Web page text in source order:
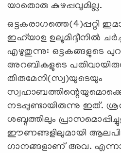
യാതൊരു കുഴപ്പവുമില്ല.
ഒട്ടകരാഗത്തെ(4)പ്പറ്റി
ഇഹ്‌യാഉ ഉലൂമിദ്ദീനില്‍
എഴുതുന്നു: ഒട്ടകങ്ങളുടെ
അറബികളുടെ
തിരുമേനി(സ്വ)യുടെയും
നടപ്പുണ്ടായിരുന്നു ഇത്.
ശബ്ദത്തിലും
ഈണങ്ങളിലുമായി
ഗാനങ്ങളാണ് അവ.